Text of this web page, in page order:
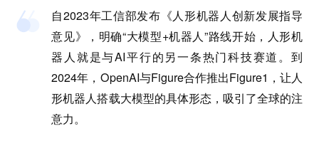
自2023年工信部发布《人形机器人创新发展指导
意见》，明确“大模型+机器人”路线开始，人形机
器人就是与AI平行的另一条热门科技赛道。到
2024年，OpenAI与Figure合作推出Figure1，让人
形机器人搭载大模型的具体形态，吸引了全球的注
意力。